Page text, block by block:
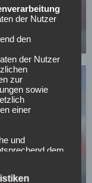
greifen nach
mit
der Nutzer
den
der Nutzer
zur
sowie
einer
und
dem